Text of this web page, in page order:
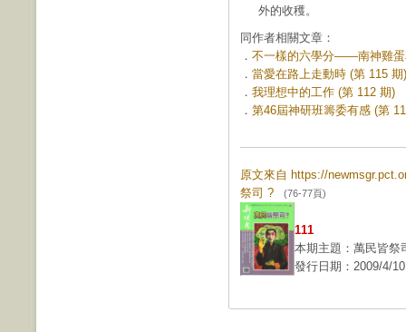
外的收穫。
同作者相關文章：
． 不一樣的六學分——南神雞蛋
． 當愛在路上走動時 (第 115 期)
． 我理想中的工作 (第 112 期)
． 第46屆神研班籌委有感 (第
原文來自 https://
祭司 ? (76-77頁)
111
本期主題：萬民皆祭
發行日期：2009/4/10